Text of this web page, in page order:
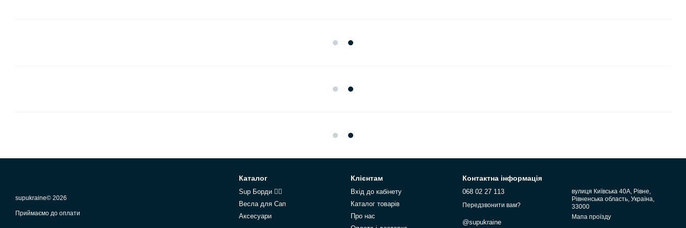
supukraine© 2026
Приймаємо до оплати
Каталог
Sup Борди 🏄‍♂️
Весла для Сап
Аксесуари
Клієнтам
Вхід до кабінету
Каталог товарів
Про нас
Контактна інформація
068 02 27 113
Передзвонити вам?
@supukraine
вулиця Київська 40А, Рівне,
Рівненська область, Україна,
33000
Мапа проїзду